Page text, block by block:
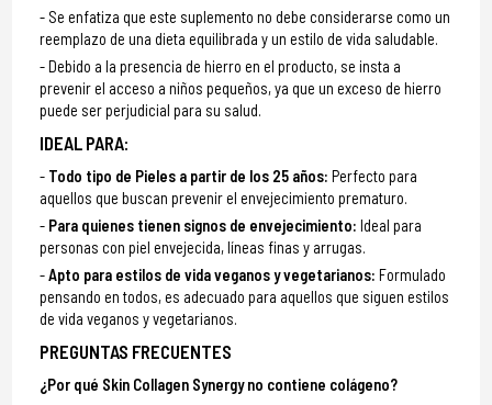
Se enfatiza que este suplemento no debe considerarse como un
reemplazo de una dieta equilibrada y un estilo de vida saludable.
Debido a la presencia de hierro en el producto, se insta a
prevenir el acceso a niños pequeños, ya que un exceso de hierro
puede ser perjudicial para su salud.
IDEAL PARA:
Todo tipo de Pieles a partir de los 25 años:Perfecto para
aquellos que buscan prevenir el envejecimiento prematuro.
Para quienes tienen signos de envejecimiento:Ideal para
personas con piel envejecida, líneas finas y arrugas.
Apto para estilos de vida veganos y vegetarianos: Formulado
pensando en todos, es adecuado para aquellos que siguen estilos
de vida veganos y vegetarianos.
PREGUNTAS FRECUENTES
¿Por qué Skin Collagen Synergy no contiene colágeno?